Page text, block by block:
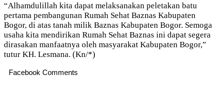
“Alhamdulillah kita dapat melaksanakan peletakan batu
pertama pembangunan Rumah Sehat Baznas Kabupaten
Bogor, di atas tanah milik Baznas Kabupaten Bogor. Semoga
usaha kita mendirikan Rumah Sehat Baznas ini dapat segera
dirasakan manfaatnya oleh masyarakat Kabupaten Bogor,”
tutur KH. Lesmana. (Kn/*)
Facebook Comments